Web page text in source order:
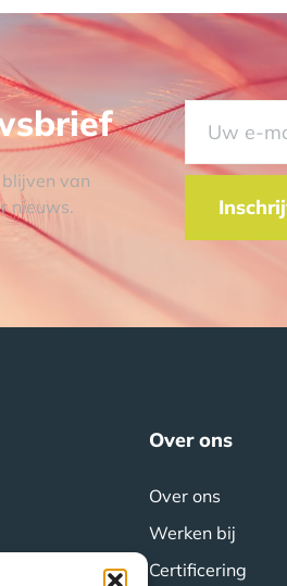
van
nieuws.
Over ons
Over ons
Werken bij
Certificering